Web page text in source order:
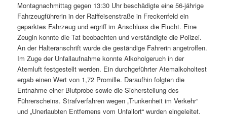
Montagnachmittag gegen 13:30 Uhr beschädigte eine 56-jährige
Fahrzeugführerin in der Raiffeisenstraße in Freckenfeld ein
geparktes Fahrzeug und ergriff im Anschluss die Flucht. Eine
Zeugin konnte die Tat beobachten und verständigte die Polizei.
An der Halteranschrift wurde die geständige Fahrerin angetroffen.
Im Zuge der Unfallaufnahme konnte Alkoholgeruch in der
Atemluft festgestellt werden. Ein durchgeführter Atemalkoholtest
ergab einen Wert von 1,72 Promille. Daraufhin folgten die
Entnahme einer Blutprobe sowie die Sicherstellung des
Führerscheins. Strafverfahren wegen „Trunkenheit im Verkehr“
und „Unerlaubten Entfernens vom Unfallort“ wurden eingeleitet.